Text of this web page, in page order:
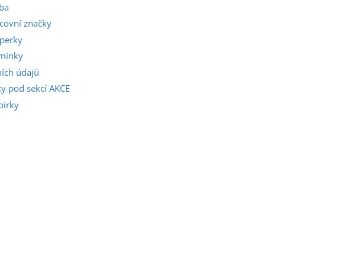
značky
údajů
pod sekcí AKCE